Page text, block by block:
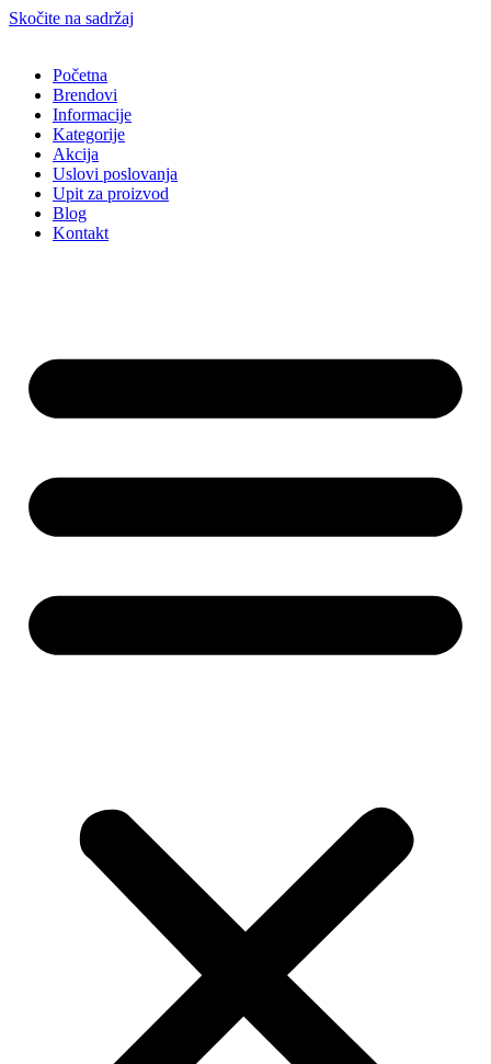
Skočite na sadržaj
Početna
Brendovi
Informacije
Kategorije
Akcija
Uslovi poslovanja
Upit za proizvod
Blog
Kontakt